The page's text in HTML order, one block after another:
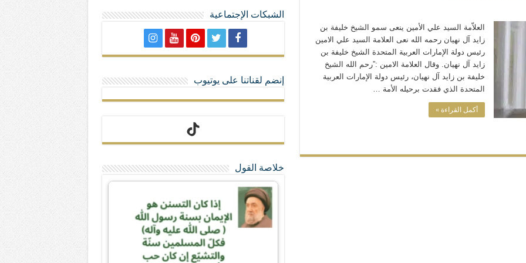
لا تأتي المضرة من مسيحية النظام
القيم و المبادئ الانسانية التي تجعل الناس سواسية لا تفرق بينهم أعراق و ألوان و لا تمنحهم الامتيازات أنساب و أديان
العلاّمة السيد علي الأمين ينعى سمو الشيخ خليفة بن
زايد آل نهيان رحمه الله نعى العلامة السيد علي الامين
رئيس دولة الإمارات العربية المتحدة الشيخ خليفة بن
زايد آل نهيان. وقال العلامة الامين :”رحم الله الشيخ
خليفة بن زايد آل نهيان، رئيس دولة الإمارات العربية
المتحدة الذي فقدت برحيله الأمة …
أكمل القراءة »
الشبكات الإجتماعية
إنضم لقناتنا على يوتيوب
خلاصة القول